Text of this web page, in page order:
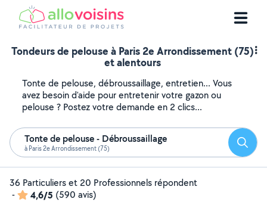
Tondeurs de pelouse à Paris 2e Arrondissement (75)
et alentours
Tonte de pelouse, débroussaillage, entretien... Vous
avez besoin d'aide pour entretenir votre gazon ou
pelouse ? Postez votre demande en 2 clics...
Tonte de pelouse - Débroussaillage
à Paris 2e Arrondissement (75)
36 Particuliers et 20 Professionnels répondent
-
4,6/5 (590 avis)